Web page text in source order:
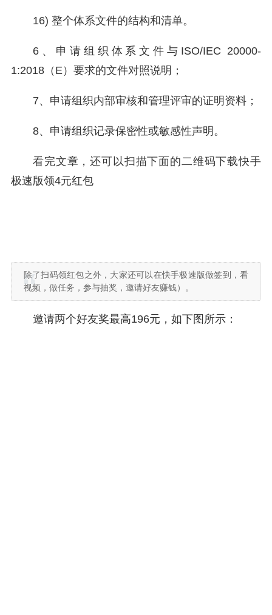
16) 整个体系文件的结构和清单。
6、申请组织体系文件与ISO/IEC 20000-
1:2018（E）要求的文件对照说明；
7、申请组织内部审核和管理评审的证明资料；
8、申请组织记录保密性或敏感性声明。
看完文章，还可以扫描下面的二维码下载快手
极速版领4元红包
除了扫码领红包之外，大家还可以在快手极速版做签到，看
视频，做任务，参与抽奖，邀请好友赚钱）。
邀请两个好友奖最高196元，如下图所示：